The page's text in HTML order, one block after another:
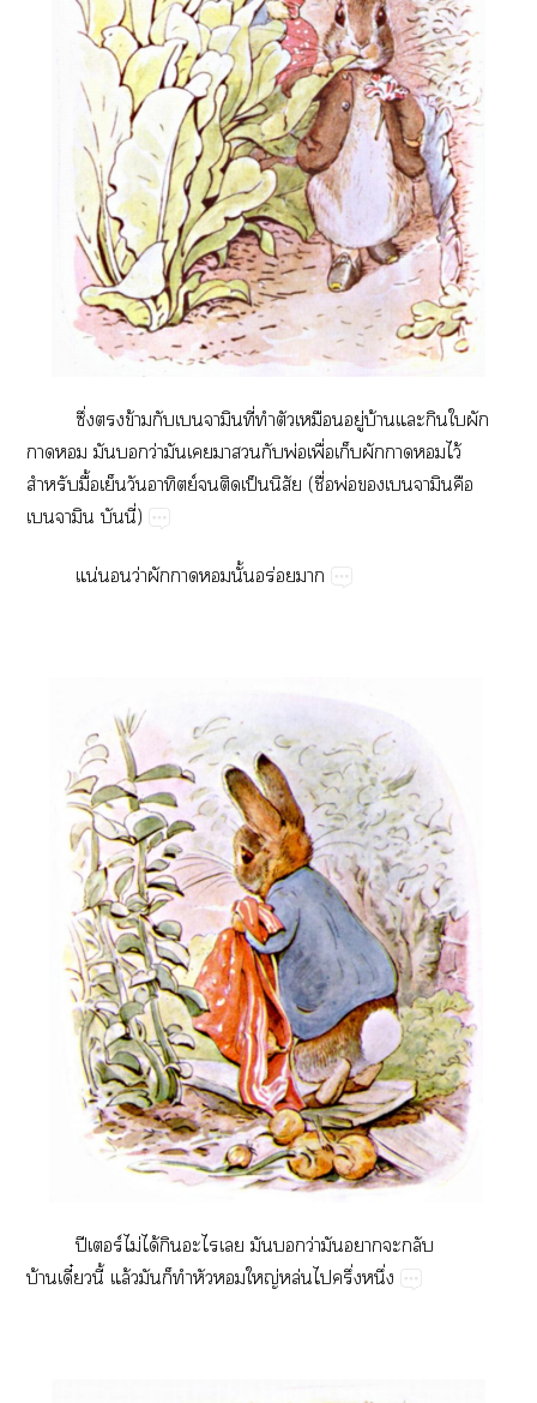
ึ่​​ข้​​ี่​​​​ู่​บ้​​​​​
​​​​ว่​​​​​​พ่​ื่​​​​​ไว้​
​ื้​​​ย์​​​ป็​ิ​(​ื่​พ่​​​
​​ี่)
น่​​ว่​​​​ั้​ร่​
ปี​ร์​ไม่​ได้​​​​​​ว่​​​​​
บ้ี๋ี้​ล้​​​​​​ญ่​ล่​​ึ่​ึ่